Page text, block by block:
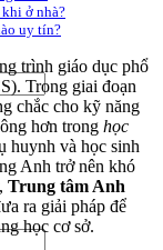
ở nhà?
uy tín?
trình giáo dục phổ
Trong giai đoạn
chắc cho kỹ năng
hơn trong học
huynh và học sinh
Anh trở nên khó
Trung tâm Anh
ra giải pháp để
học cơ sở.